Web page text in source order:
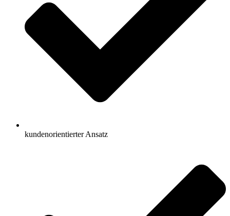
kundenorientierter Ansatz